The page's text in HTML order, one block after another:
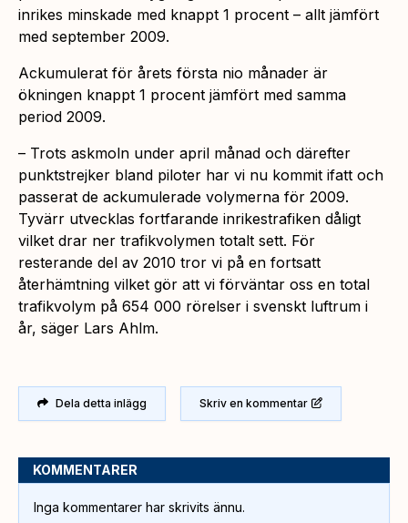
inrikes minskade med knappt 1 procent – allt jämfört
med september 2009.
Ackumulerat för årets första nio månader är
ökningen knappt 1 procent jämfört med samma
period 2009.
– Trots askmoln under april månad och därefter
punktstrejker bland piloter har vi nu kommit ifatt och
passerat de ackumulerade volymerna för 2009.
Tyvärr utvecklas fortfarande inrikestrafiken dåligt
vilket drar ner trafikvolymen totalt sett. För
resterande del av 2010 tror vi på en fortsatt
återhämtning vilket gör att vi förväntar oss en total
trafikvolym på 654 000 rörelser i svenskt luftrum i
år, säger Lars Ahlm.
Dela detta inlägg Skriv en kommentar
KOMMENTARER
Inga kommentarer har skrivits ännu.